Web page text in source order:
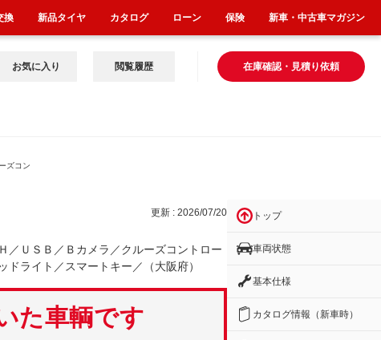
在庫確認・見積り依頼
お気に入り 閲覧履歴
ズコン
更新 : 2026/07/20
ＵＳＢ／Ｂカメラ／クルーズコントロー
ライト／スマートキー／（大阪府）
た車輌です
トップ
車両状態
基本仕様
カタログ情報（新車時）
換 新品タイヤ カタログ ローン 保険 新車・中古車マガジン